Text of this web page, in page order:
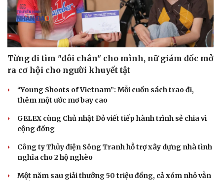
Từng đi tìm "đôi chân" cho mình, nữ giám đốc mở
ra cơ hội cho người khuyết tật
“Young Shoots of Vietnam”: Mỗi cuốn sách trao đi,
thêm một ước mơ bay cao
GELEX cùng Chủ nhật Đỏ viết tiếp hành trình sẻ chia vì
cộng đồng
Công ty Thủy điện Sông Tranh hỗ trợ xây dựng nhà tình
nghĩa cho 2 hộ nghèo
Một năm sau giải thưởng 50 triệu đồng, cả xóm nhỏ vẫn